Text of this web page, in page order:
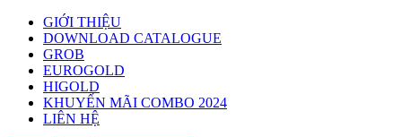
Skip
content
GIỚI THIỆU
DOWNLOAD CATALOGUE
GROB
EUROGOLD
HIGOLD
KHUYẾN MÃI COMBO 2024
LIÊN HỆ